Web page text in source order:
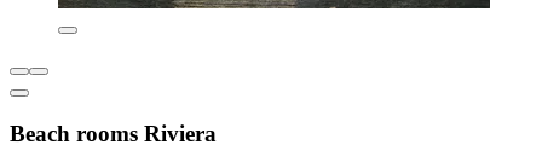
Beach rooms Riviera